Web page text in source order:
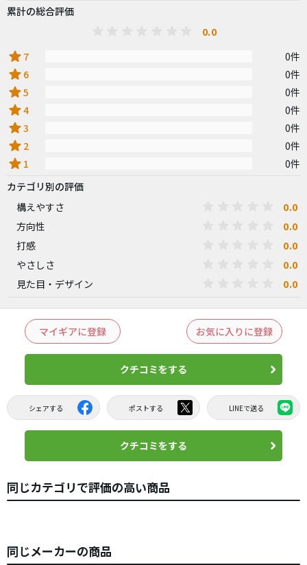
累計の総合評価
0.0
star 7 0件
star 6 0件
star5 0件
star4 0件
star3 0件
star 2 0件
star 1
0件
カテゴリ別の評価
構えやすさ
0.0
方向性 0.0
打感 0.0
やさしさ 0.0
見た目・デザイン 0.0
マイギアに登録 お気に入りに登録
クチコミをする
シェアする ポストする LINEで送る
クチコミをする
同じカテゴリで評価の高い商品
同じメーカーの商品